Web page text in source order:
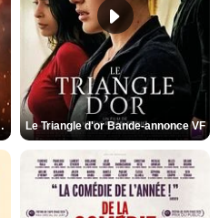
VO STFR Le Triangle d'or Bande-annonce VF